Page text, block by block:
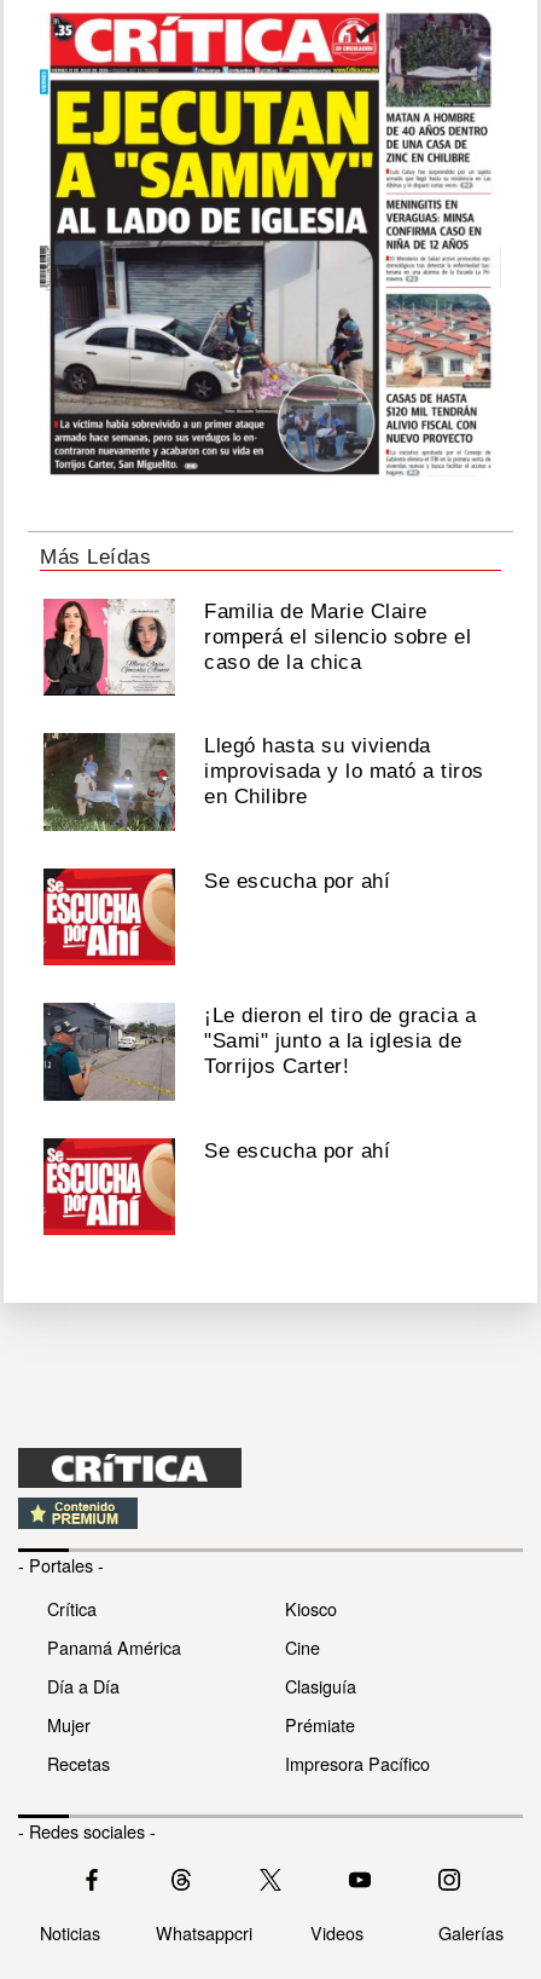
Más Leídas
Familia de Marie Claire
romperá el silencio sobre el
caso de la chica
Llegó hasta su vivienda
improvisada y lo mató a tiros
en Chilibre
Se escucha por ahí
¡Le dieron el tiro de gracia a
"Sami" junto a la iglesia de
Torrijos Carter!
Se escucha por ahí
- Portales -
Crítica
Panamá América
Día a Día
Mujer
Recetas
Kiosco
Cine
Clasiguía
Prémiate
Impresora Pacífico
- Redes sociales -
Noticias Whatsappcri Videos Galerías